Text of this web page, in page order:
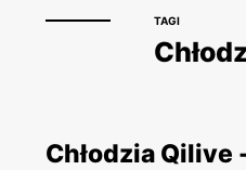
TAGI
Chłodzia